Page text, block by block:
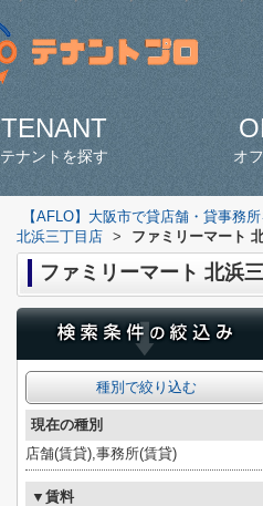
TENANT
テナントを探す オ
【AFLO】大阪市で貸店舗・貸事務
北浜三丁目店 > ファミリーマート
ファミリーマート 北浜
種別で絞り込む
現在の種別
店舗(賃貸),事務所(賃貸)
▼賃料